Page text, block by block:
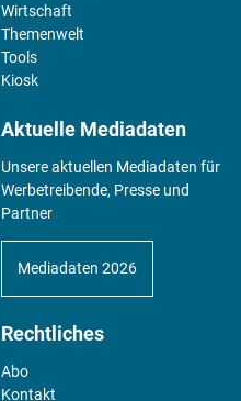
Wirtschaft
Themenwelt
Tools
Kiosk
Aktuelle Mediadaten
Unsere aktuellen Mediadaten für
Werbetreibende, Presse und
Partner
Mediadaten 2026
Rechtliches
Abo
Kontakt